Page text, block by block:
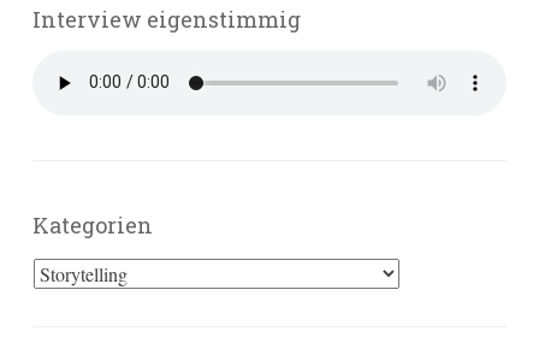
Interview eigenstimmig
Kategorien
Kategorien